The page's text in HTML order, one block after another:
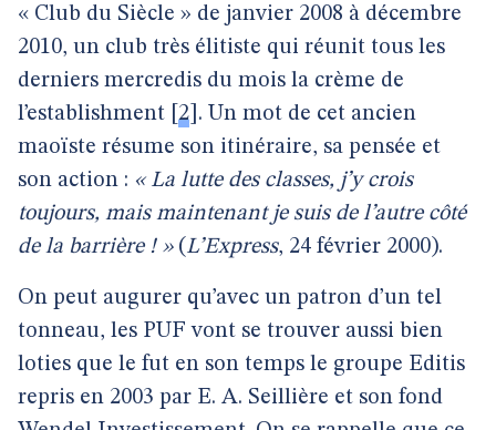
« Club du Siècle » de janvier 2008 à décembre
2010, un club très élitiste qui réunit tous les
derniers mercredis du mois la crème de
l’establishment 2 . Un mot de cet ancien
maoïste résume son itinéraire, sa pensée et
son action : « La lutte des classes, j’y crois
toujours, mais maintenant je suis de l’autre côté
de la barrière ! »(L’Express, 24 février 2000).
On peut augurer qu’avec un patron d’un tel
tonneau, les PUF vont se trouver aussi bien
loties que le fut en son temps le groupe Editis
repris en 2003 par E. A. Seillière et son fond